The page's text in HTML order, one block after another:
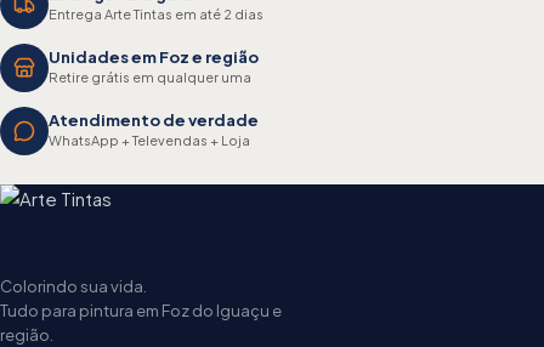
Entrega Arte Tintas em até 2 dias
Unidades em Foz e região
Retire grátis em qualquer uma
Atendimento de verdade
WhatsApp + Televendas + Loja
Colorindo sua vida.
Tudo para pintura em Foz do Iguaçu e
região.